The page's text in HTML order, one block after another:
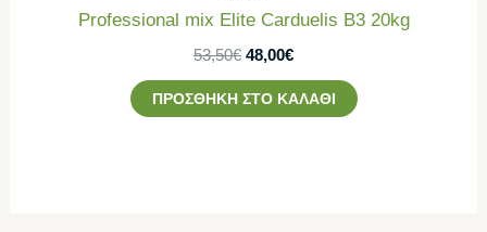
Professional mix Elite Carduelis B3 20kg
53,50€ 48,00€
ΠΡΟΣΘΉΚΗ ΣΤΟ ΚΑΛΆΘΙ